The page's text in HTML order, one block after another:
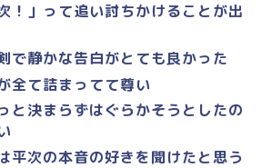
！」って追い討ちかけることが出
で静かな告白がとても良かった
全て詰まってて尊い
と決まらずはぐらかそうとしたの
平次の本音の好きを聞けたと思う